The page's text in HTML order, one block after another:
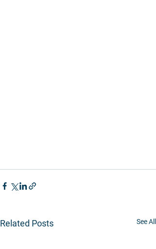
Related Posts See All